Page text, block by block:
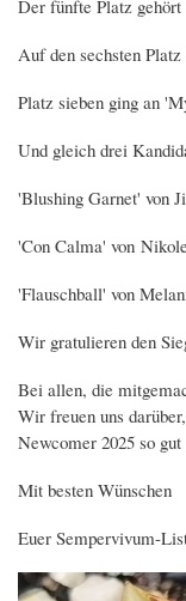
Der fünfte Platz
Auf den sechsten
Platz sieben ging an
Und gleich drei
'Blushing Garnet' von
'Con Calma' von
'Flauschball' von
Wir gratulieren den
Bei allen, die
Wir freuen uns
Newcomer 2025 so
Mit besten Wünschen
Euer Sempervivum-